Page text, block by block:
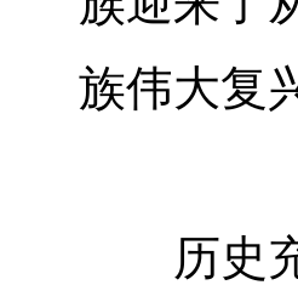
族伟大复
历史充